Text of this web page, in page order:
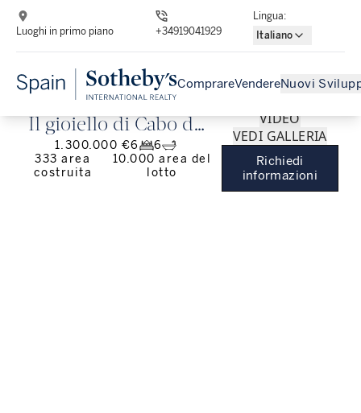
Luoghi in primo piano +34919041929
Lingua:
Italiano
ComprareVendereNuovi
Il gioiello di Cabo de
Gata: un luogo magico
nel cuore
1.300.000 €6
6
333 area
costruita
10.000 area del
lotto
VIDEO
VEDI GALLERIA
Richiedi
informazioni